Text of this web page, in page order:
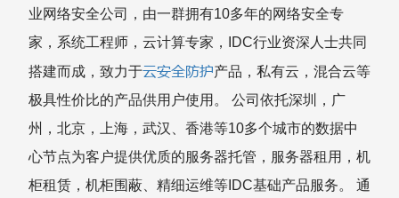
业网络安全公司，由一群拥有10多年的网络安全专
家，系统工程师，云计算专家，IDC行业资深人士共同
搭建而成，致力于云安全防护产品，私有云，混合云等
极具性价比的产品供用户使用。 公司依托深圳，广
州，北京，上海，武汉、香港等10多个城市的数据中
心节点为客户提供优质的服务器托管，服务器租用，机
柜租赁，机柜围蔽、精细运维等IDC基础产品服务。 通